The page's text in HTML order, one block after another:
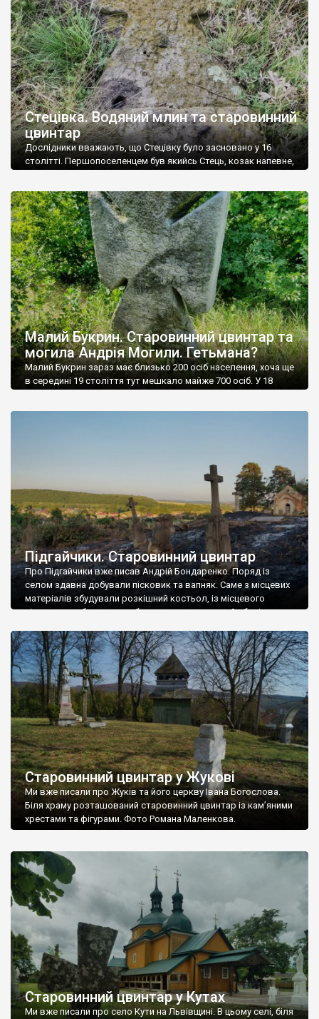
Стецівка. Водяний млин та старовинний
цвинтар
Дослідники вважають, що Стецівку було засновано у 16
столітті. Першопоселенцем був якийсь Стець, козак напевне,
Стецівка мала майже півтори тисячі осіб населення і була
центром волості. Належала двом панам Федору
Протопопову та Катерині Крицькій. Важко сказати, чи […]
Малий Букрин. Старовинний цвинтар та
могила Андрія Могили. Гетьмана?
Малий Букрин зараз має близько 200 осіб населення, хоча ще
в середині 19 століття тут мешкало майже 700 осіб. У 18
Підгайчики. Старовинний цвинтар
Про Підгайчики вже писав Андрій Бондаренко. Поряд із
селом здавна добували пісковик та вапняк. Саме з місцевих
матеріалів збудували розкішний костьол, із місцевого
пісковику робили надгробки для цвинтаря, який зберігся у
Старовинний цвинтар у Жукові
Ми вже писали про Жуків та його церкву Івана Богослова.
Біля храму розташований старовинний цвинтар із кам’яними
хрестами та фігурами. Фото Романа Маленкова.
Старовинний цвинтар у Кутах
Ми вже писали про село Кути на Львівщині. В цьому селі, біля